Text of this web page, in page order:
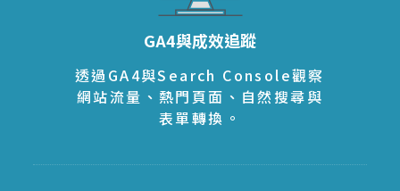
GA4與成效追蹤
透過GA4與Search Console觀察
網站流量、熱門頁面、自然搜尋與
表單轉換。